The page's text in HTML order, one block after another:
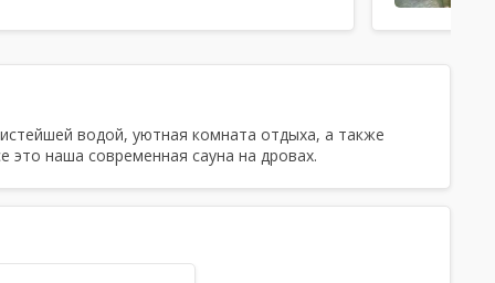
водой, уютная комната отдыха, а также
наша современная сауна на дровах.